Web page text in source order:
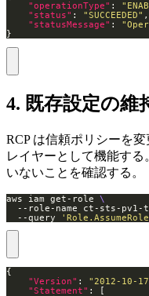
"operationType" :
"status" : "SUCCEEDED"
"statusMessage" :
}
4. 既存設定の維
RCP は信頼ポリシーを
レイヤーとして機能す
いないことを確認する。
aws iam get-role
--role-name ct-sts-pv1-
  --query
"Version" : "2012-10-
"Statement"